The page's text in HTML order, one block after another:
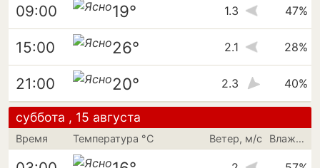
09:00 19° 1.3 47%
15:00 26° 2.1 28%
21:00 20° 2.3 40%
суббота , 15 августа
Время Температура °C Ветер, м/с Влажность